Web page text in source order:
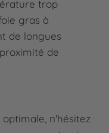
trop
gras à
de longues
de
n'hésitez